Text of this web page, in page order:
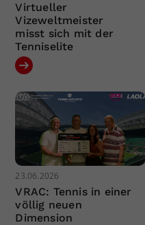
Virtueller
Vizeweltmeister
misst sich mit der
Tenniselite
23.06.2026
VRAC: Tennis in einer
völlig neuen
Dimension